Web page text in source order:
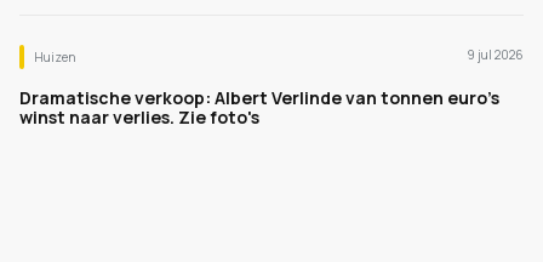
Huizen 9 jul 2026
Dramatische verkoop: Albert Verlinde van tonnen euro's
winst naar verlies. Zie foto's